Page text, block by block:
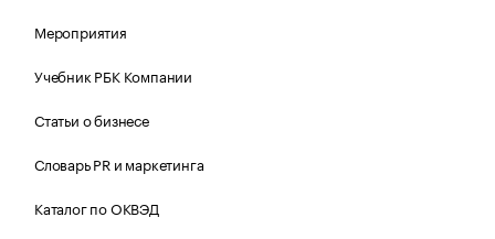
Мероприятия
Учебник РБК Компании
Статьи о бизнесе
Словарь PR и маркетинга
Каталог по ОКВЭД